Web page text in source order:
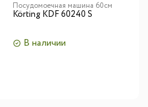
Посудомоечная машина 60см
Körting KDF 60240 S
В наличии